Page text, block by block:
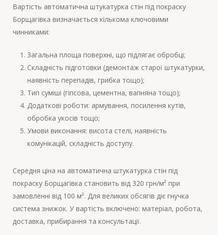
Вартість автоматична штукатурка стін під покраску
Борщагівка визначається кількома ключовими
чинниками:
Загальна площа поверхні, що підлягає обробці;
Складність підготовки (демонтаж старої штукатурки,
наявність перепадів, грибка тощо);
Тип суміші (гіпсова, цементна, вапняна тощо);
Додаткові роботи: армування, посилення кутів,
обробка укосів тощо;
Умови виконання: висота стелі, наявність
комунікацій, складність доступу.
Середня ціна на автоматична штукатурка стін під
покраску Борщагівка становить від 320 грн/м² при
замовленні від 100 м². Для великих обсягів діє гнучка
система знижок. У вартість включено: матеріал, робота,
доставка, прибирання та консультації.